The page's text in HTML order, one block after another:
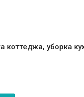
коттеджа, уборка